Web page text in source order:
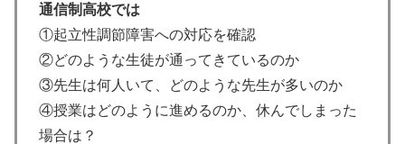
通信制高校では
①起立性調節障害への対応を確認
②どのような生徒が通ってきているのか
③先生は何人いて、どのような先生が多いのか
④授業はどのように進めるのか、休んでしまった
場合は？